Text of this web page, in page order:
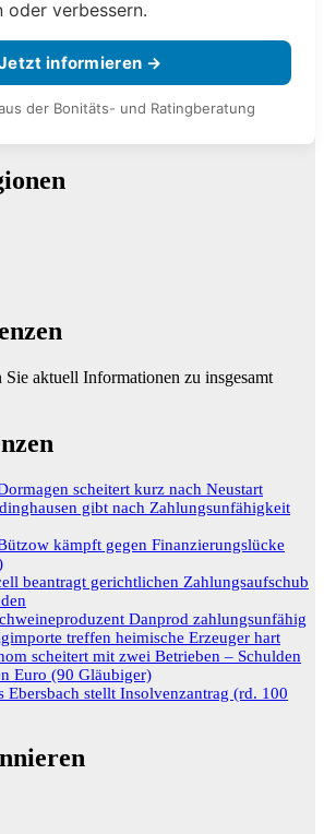
verbessern.
informieren →
der Bonitäts- und Ratingberatung
aktuell Informationen zu insgesamt
scheitert kurz nach Neustart
gibt nach Zahlungsunfähigkeit
kämpft gegen Finanzierungslücke
beantragt gerichtlichen Zahlungsaufschub
Danprod zahlungsunfähig
treffen heimische Erzeuger hart
scheitert mit zwei Betrieben – Schulden
Euro (90 Gläubiger)
Ebersbach stellt Insolvenzantrag (rd. 100